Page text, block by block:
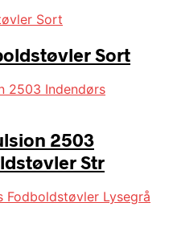
Sort
2503
Str